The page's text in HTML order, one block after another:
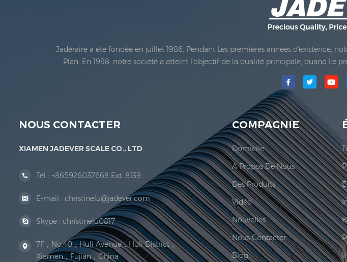
Jadéraire a été fondée en juillet 1986. Pendant Les premières années d'existence,
Plan. En 1998, notre société a atteint l'objectif de la qualité principale, quand
métrologie légale En 1999, Xiamen Jadéraire Échelle Co., Ltd.a été établie; La
NOUS CONTACTER
XIAMEN JADEVER SCALE CO., LTD
Tél : +865926037668 Ext. 8139
E-mail : christinelu@jadever.com
Skype : christinelu0817
7F，No.40，Huli Avenue，Huli District，
Xiamen，Fujian，China
COMPAGNIE
Domicile
À Propos De Nous
Des Produits
Vidéo
Nouvelles
Nous Contacter
Blog